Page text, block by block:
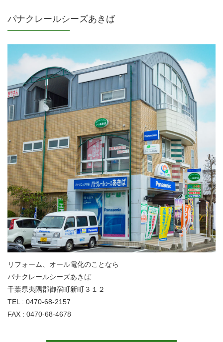
パナクレールシーズあきば
リフォーム、オール電化のことなら
パナクレールシーズあきば
千葉県夷隅郡御宿町新町３１２
TEL : 0470-68-2157
FAX : 0470-68-4678